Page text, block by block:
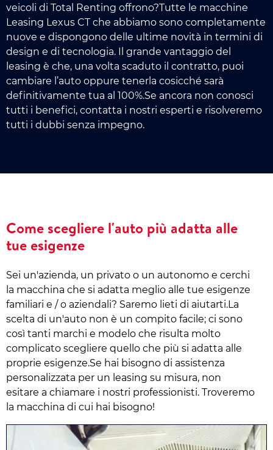
veicoli di Total Renting offrono?Tutte le macchine
Leasing Lexus CT che abbiamo sono completamente
nuove e dispongono delle ultime novità in termini di
design e di tecnologia. Il grande vantaggio del
leasing è che, una volta scaduto il contratto, puoi
cambiare l’auto oppure tenerla cosicché sarà
definitivamente tua al 100%.Se ancora non conosci
tutti i benefici, contatta i nostri esperti e risolveremo
tutti i dubbi senza impegno.
Come scegliere l'auto più adatta alle
tue esigenze
Sei un'azienda, un privato o un autonomo e cerchi
la macchina che si adatta meglio alle tue esigenze
familiari e / o aziendali? Saremo lieti di aiutarti.La
scelta di un'auto non è un compito facile; ci sono
così tanti marchi e modelo che risulta molto
complicato scegliere quello che più si adatta alle
proprie esigenze.Se hai bisogno di assistenza
personalizzata per un leasing su misura, non
esitare a chiamare i nostri professionisti. Troveremo
la macchina di cui hai bisogno!